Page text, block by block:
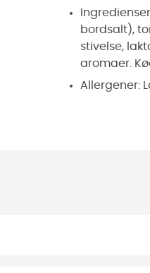
bordsalt),
stivelse,
aromaer.
Allergener: